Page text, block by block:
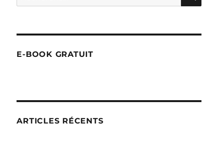
pour :
E-BOOK GRATUIT
ARTICLES RÉCENTS